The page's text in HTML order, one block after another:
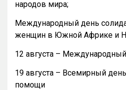
народов мира;
Международный день
женщин в Южной Африке и
12 августа –
19 августа – Всемирный
помощи